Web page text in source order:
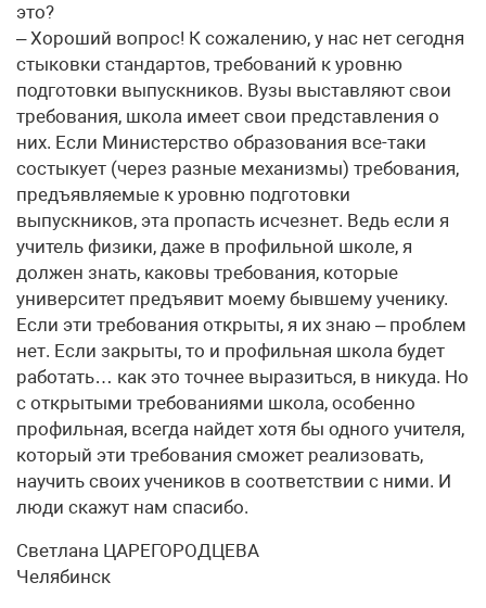
это?
– Хороший вопрос! К сожалению, у нас нет сегодня
стыковки стандартов, требований к уровню
подготовки выпускников. Вузы выставляют свои
требования, школа имеет свои представления о
них. Если Министерство образования все-таки
состыкует (через разные механизмы) требования,
предъявляемые к уровню подготовки
выпускников, эта пропасть исчезнет. Ведь если я
учитель физики, даже в профильной школе, я
должен знать, каковы требования, которые
университет предъявит моему бывшему ученику.
Если эти требования открыты, я их знаю – проблем
нет. Если закрыты, то и профильная школа будет
работать… как это точнее выразиться, в никуда. Но
с открытыми требованиями школа, особенно
профильная, всегда найдет хотя бы одного учителя,
который эти требования сможет реализовать,
научить своих учеников в соответствии с ними. И
люди скажут нам спасибо.
Светлана ЦАРЕГОРОДЦЕВА
Челябинск